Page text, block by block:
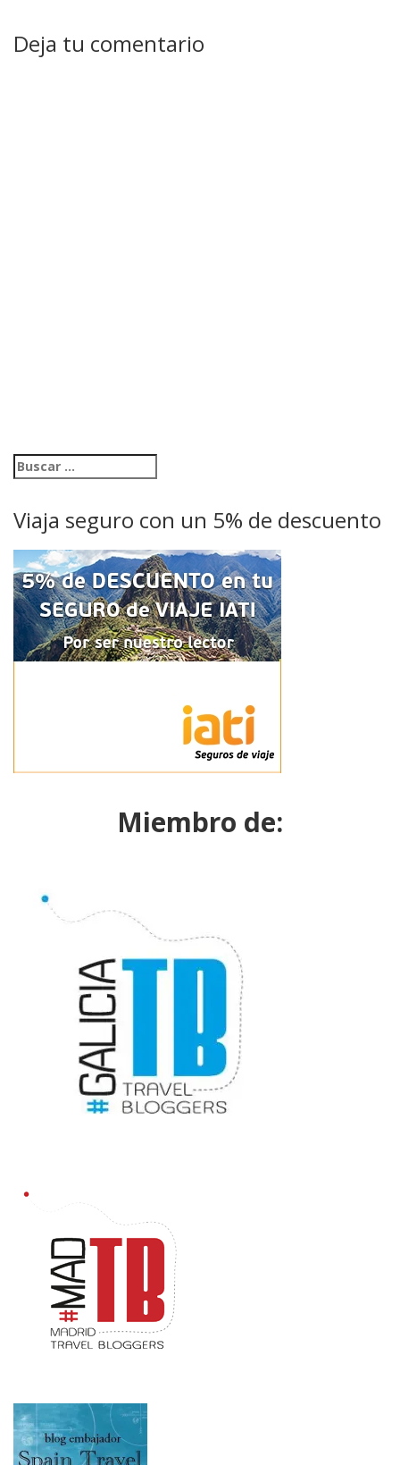
Deja tu comentario
Viaja seguro con un 5% de descuento
Miembro de: